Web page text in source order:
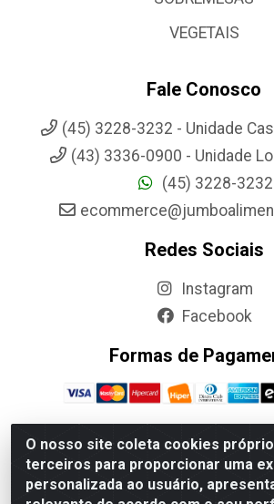
O nosso site coleta cookies
terceiros para proporcionar uma
personalizada ao usuário,
VEGETAIS
Fale Conosco
(45) 3228-3232 - Unidade
(43) 3336-0900 - Unidade
(45) 3228-3232
Redes Sociais
Instagram
Facebook
Formas de
Jumbo Alimentos Cascavel - Matriz - Rua
Santos Dumont, Cascavel-PR - CEP